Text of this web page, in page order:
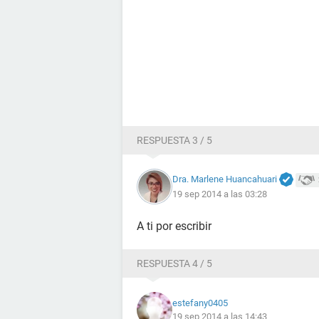
RESPUESTA 3 / 5
Dra. Marlene Huancahuari
19 sep 2014 a las 03:28
A ti por escribir
RESPUESTA 4 / 5
estefany0405
19 sep 2014 a las 14:43